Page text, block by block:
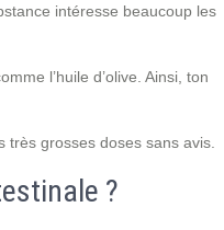
intéresse beaucoup les
l’huile d’olive. Ainsi, ton
grosses doses sans avis.
?